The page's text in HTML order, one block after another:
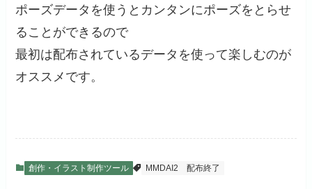
ポーズデータを使うとカンタンにポーズをとらせ
ることができるので
最初は配布されているデータを使って楽しむのが
オススメです。
創作・イラスト制作ツール MMDAI2 配布終了